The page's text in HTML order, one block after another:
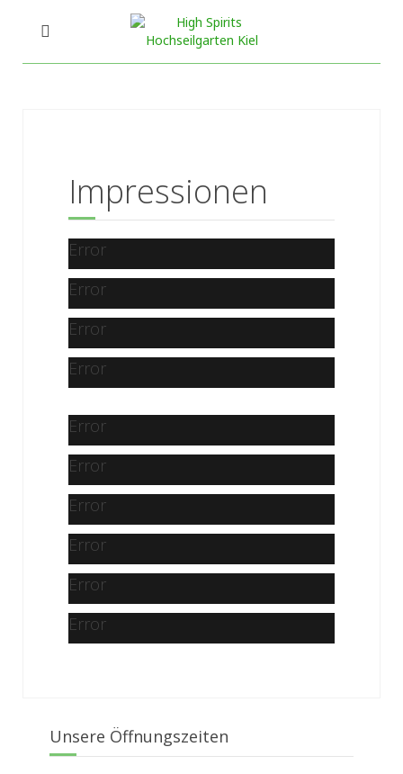
Impressionen
Error
Error
Error
Error
Error
Error
Error
Error
Error
Error
Unsere Öffnungszeiten